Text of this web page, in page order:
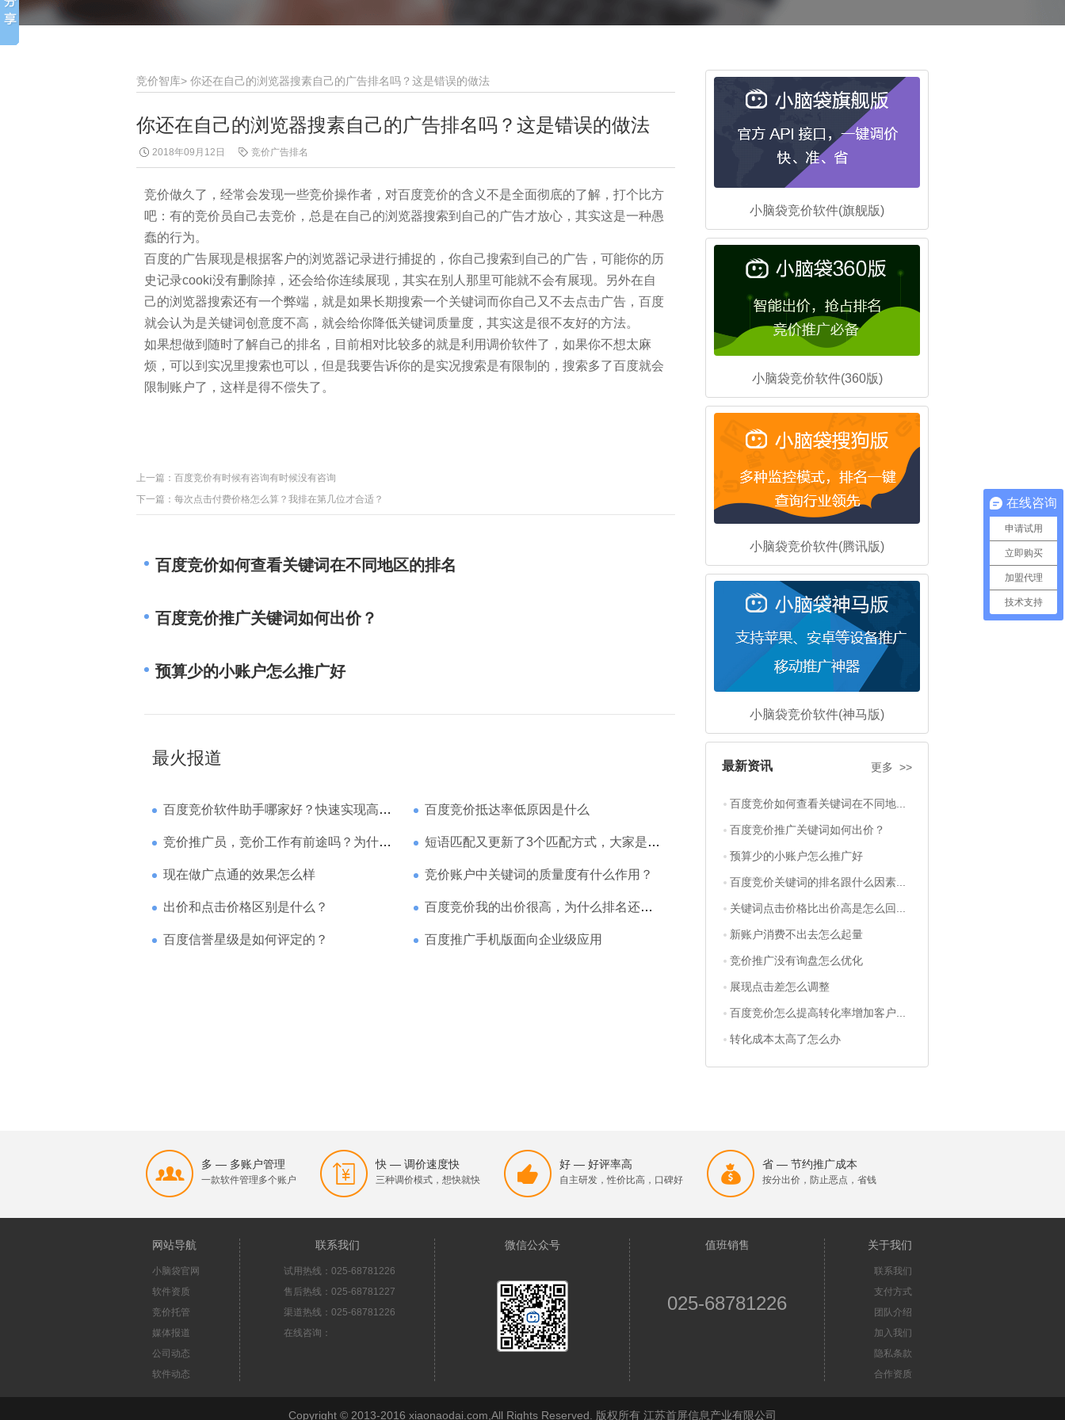
小脑袋竞价软件(旗舰版)
小脑袋竞价软件(360版)
小脑袋竞价软件(腾讯版)
小脑袋竞价软件(神马版)
最新资讯 更多 >>
百度竞价如何查看关键词在不同地...
百度竞价推广关键词如何出价？
预算少的小账户怎么推广好
百度竞价关键词的排名跟什么因素...
关键词点击价格比出价高是怎么回...
新账户消费不出去怎么起量
竞价推广没有询盘怎么优化
展现点击差怎么调整
百度竞价怎么提高转化率增加客户...
转化成本太高了怎么办
竞价智库> 你还在自己的浏览器搜素自己的广告排名吗？这是错误的做法
你还在自己的浏览器搜素自己的广告排名吗？这是错误的做法
2018年09月12日 竞价广告排名
竞价做久了，经常会发现一些竞价操作者，对百度竞价的含义不是全面彻底的了解，打个比方
吧：有的竞价员自己去竞价，总是在自己的浏览器搜索到自己的广告才放心，其实这是一种愚
蠢的行为。
百度的广告展现是根据客户的浏览器记录进行捕捉的，你自己搜索到自己的广告，可能你的历
史记录cooki没有删除掉，还会给你连续展现，其实在别人那里可能就不会有展现。另外在自
己的浏览器搜索还有一个弊端，就是如果长期搜索一个关键词而你自己又不去点击广告，百度
就会认为是关键词创意度不高，就会给你降低关键词质量度，其实这是很不友好的方法。
如果想做到随时了解自己的排名，目前相对比较多的就是利用调价软件了，如果你不想太麻
烦，可以到实况里搜索也可以，但是我要告诉你的是实况搜索是有限制的，搜索多了百度就会
限制账户了，这样是得不偿失了。
上一篇： 百度竞价有时候有咨询有时候没有咨询
下一篇： 每次点击付费价格怎么算？我排在第几位才合适？
百度竞价如何查看关键词在不同地区的排名
百度竞价推广关键词如何出价？
预算少的小账户怎么推广好
最火报道
百度竞价软件助手哪家好？快速实现高回报哪家强？ 百度竞价抵达率低原因是什么
竞价推广员，竞价工作有前途吗？为什么待遇那么高 短语匹配又更新了3个匹配方式，大家是如何理解的
现在做广点通的效果怎么样 竞价账户中关键词的质量度有什么作用？
出价和点击价格区别是什么？ 百度竞价我的出价很高，为什么排名还是靠后
百度信誉星级是如何评定的？ 百度推广手机版面向企业级应用
多 — 多账户管理
一款软件管理多个账户
快 — 调价速度快
三种调价模式，想快就快
好 — 好评率高
自主研发，性价比高，口碑好
省 — 节约推广成本
按分出价，防止恶点，省钱
网站导航
小脑袋官网
软件资质
竞价托管
媒体报道
公司动态
软件动态
联系我们
试用热线：025-68781226
售后热线：025-68781227
渠道热线：025-68781226
在线咨询：
微信公众号 值班销售
025-68781226
关于我们
联系我们
支付方式
团队介绍
加入我们
隐私条款
合作资质
Copyright © 2013-2016 xiaonaodai.com,All Rights Reserved. 版权所有 江苏首屏信息产业有限公司
在线咨询
申请试用
立即购买
加盟代理
技术支持